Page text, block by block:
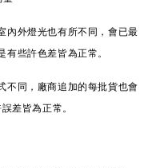
內外燈光也有所不同，會已最
些許色差皆為正常。
不同，廠商追加的每批貨也會
差皆為正常。